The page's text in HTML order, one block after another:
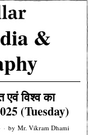
&
विश्व का
(Tuesday)
by Mr. Vikram Dhami